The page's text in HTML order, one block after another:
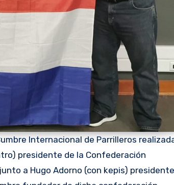
Internacional de Parrilleros
presidente de la Confederación
a Hugo Adorno (con kepis) presidente